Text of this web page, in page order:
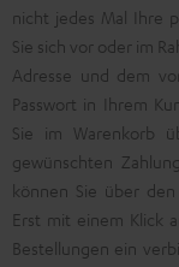
nicht jedes Mal Ihre
Sie sich vor oder im
Adresse und dem
Passwort in Ihrem
Sie im Warenkorb
gewünschten
können Sie über
Erst mit einem Klick
Bestellungen ein